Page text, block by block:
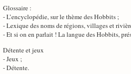
Glossaire :
- L’encyclopédie, sur le thème des Hobbits ;
- Lexique des noms de régions, villages et
- Et si on en parlait ! La langue des Hobbits,
Détente et jeux
- Jeux ;
- Détente.